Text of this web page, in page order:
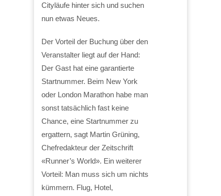
Cityläufe hinter sich und suchen
nun etwas Neues.
Der Vorteil der Buchung über den
Veranstalter liegt auf der Hand:
Der Gast hat eine garantierte
Startnummer. Beim New York
oder London Marathon habe man
sonst tatsächlich fast keine
Chance, eine Startnummer zu
ergattern, sagt Martin Grüning,
Chefredakteur der Zeitschrift
«Runner’s World». Ein weiterer
Vorteil: Man muss sich um nichts
kümmern. Flug, Hotel,